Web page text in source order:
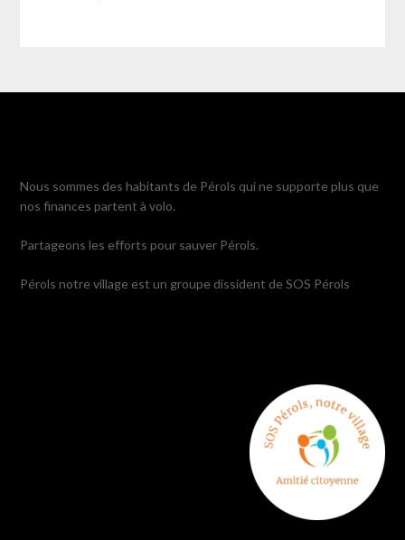
Nous sommes des habitants de Pérols qui ne supporte plus que
nos finances partent à volo.
Partageons les efforts pour sauver Pérols.
Pérols notre village est un groupe dissident de SOS Pérols